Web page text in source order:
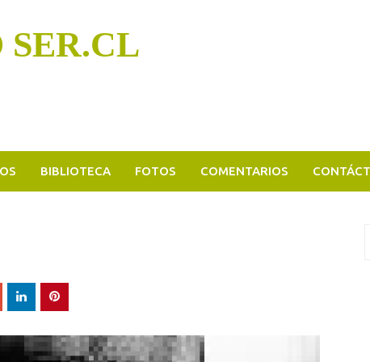
SER.CL
BIBLIOTECA FOTOS COMENTARIOS